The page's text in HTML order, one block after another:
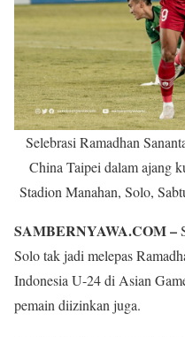
Selebrasi Ramadhan
China Taipei dalam ajang
Stadion Manahan, Solo,
SAMBERNYAWA.COM –
Solo tak jadi melepas
Indonesia U-24 di Asian
pemain diizinkan juga.